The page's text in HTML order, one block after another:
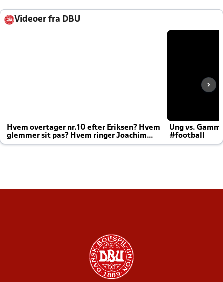
Videoer fra DBU
Hvem overtager nr.10 efter Eriksen? Hvem
glemmer sit pas? Hvem ringer Joachim
altid til efter kampe?
Ung vs.
#football